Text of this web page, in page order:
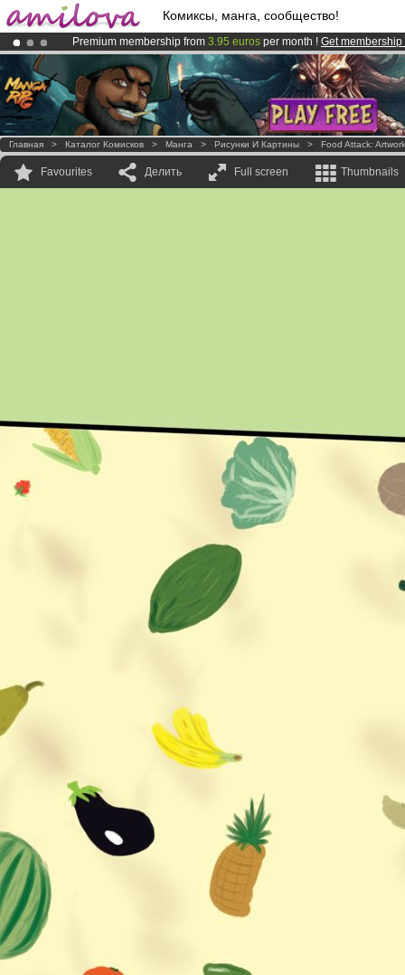
Комиксы, манга, сообщество!
Premium membership from 3.95 euros per month ! Get membership
AmilovaKickstarter is now LIVE!.
Already 100000 membersand 1000 comics & mangas!.
Главная > Каталог Комисков > Манга > Рисунки И Картины > Food Attack:
Favourites Делить Full screen Thumbnails